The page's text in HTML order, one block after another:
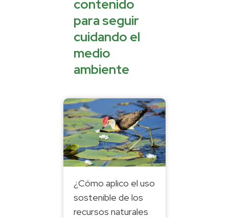
contenido
para seguir
cuidando el
medio
ambiente
¿Cómo aplico el uso
sostenible de los
recursos naturales